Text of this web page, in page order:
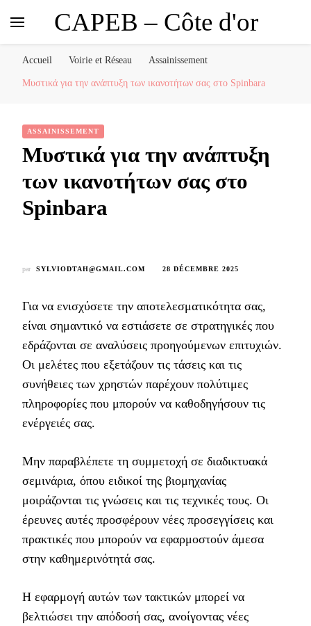
CAPEB – Côte d'or
Accueil Voirie et Réseau Assainissement
Μυστικά για την ανάπτυξη των ικανοτήτων σας στο Spinbara
ASSAINISSEMENT
Μυστικά για την ανάπτυξη
των ικανοτήτων σας στο
Spinbara
par SYLVIODTAH@GMAIL.COM 28 DÉCEMBRE 2025
Για να ενισχύσετε την αποτελεσματικότητα σας,
είναι σημαντικό να εστιάσετε σε στρατηγικές που
εδράζονται σε αναλύσεις προηγούμενων επιτυχιών.
Οι μελέτες που εξετάζουν τις τάσεις και τις
συνήθειες των χρηστών παρέχουν πολύτιμες
πληροφορίες που μπορούν να καθοδηγήσουν τις
ενέργειές σας.
Μην παραβλέπετε τη συμμετοχή σε διαδικτυακά
σεμινάρια, όπου ειδικοί της βιομηχανίας
μοιράζονται τις γνώσεις και τις τεχνικές τους. Οι
έρευνες αυτές προσφέρουν νέες προσεγγίσεις και
πρακτικές που μπορούν να εφαρμοστούν άμεσα
στην καθημερινότητά σας.
Η εφαρμογή αυτών των τακτικών μπορεί να
βελτιώσει την απόδοσή σας, ανοίγοντας νέες